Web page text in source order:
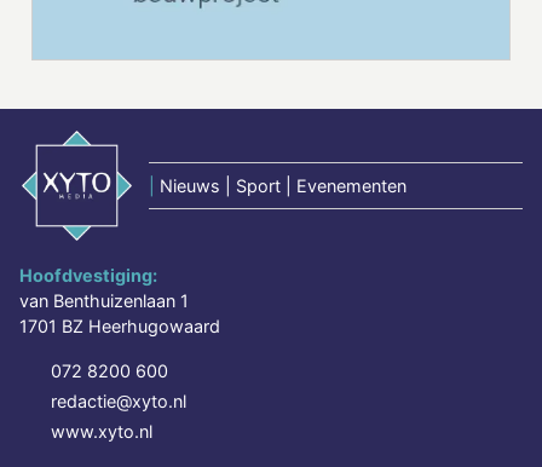
Nieuws | Sport | Evenementen
Hoofdvestiging:
van Benthuizenlaan 1
1701 BZ Heerhugowaard
072 8200 600
redactie@xyto.nl
www.xyto.nl